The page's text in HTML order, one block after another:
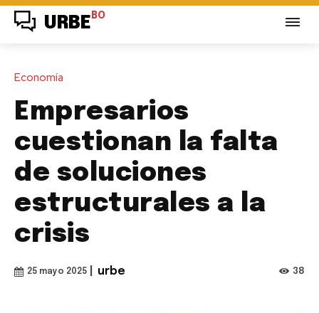
URBE BO
Economía
Empresarios
cuestionan la falta
de soluciones
estructurales a la
crisis
25 mayo 2025 urbe 38